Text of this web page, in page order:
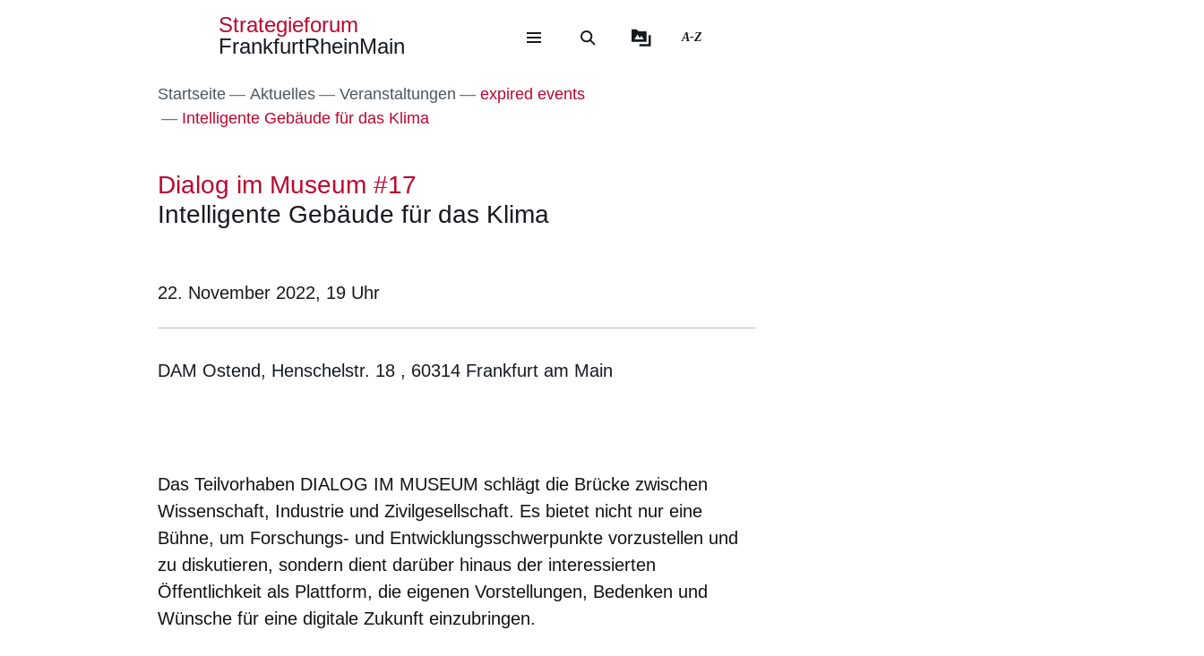
Direkt zum Kopf der Seite
Direkt zum Inhalt
Direkt zum Fuß der Seite
Strategieforum
FrankfurtRheinMain
A-Z
Startseite Aktuelles Veranstaltungen
expired events
Intelligente Gebäude für das Klima
Dialog im Museum #17
Intelligente Gebäude für das Klima
22. November 2022, 19 Uhr
DAM Ostend, Henschelstr. 18 , 60314 Frankfurt am Main
Das Teilvorhaben DIALOG IM MUSEUM schlägt die Brücke zwischen
Wissenschaft, Industrie und Zivilgesellschaft. Es bietet nicht nur eine
Bühne, um Forschungs- und Entwicklungsschwerpunkte vorzustellen und
zu diskutieren, sondern dient darüber hinaus der interessierten
Öffentlichkeit als Plattform, die eigenen Vorstellungen, Bedenken und
Wünsche für eine digitale Zukunft einzubringen.